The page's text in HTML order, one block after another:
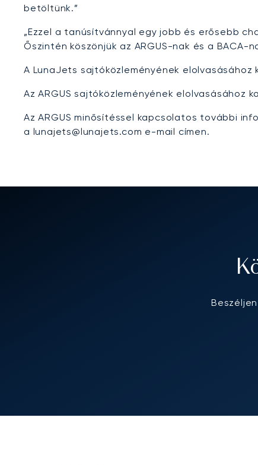
betöltünk.”
„Ezzel a tanúsítvánnyal egy jobb és erősebb
Őszintén köszönjük az ARGUS-nak és a
A LunaJets sajtóközleményének elolvasásához
Az ARGUS sajtóközleményének elolvasásához
Az ARGUS minősítéssel kapcsolatos további
a lunajets@lunajets.com e-mail címen.